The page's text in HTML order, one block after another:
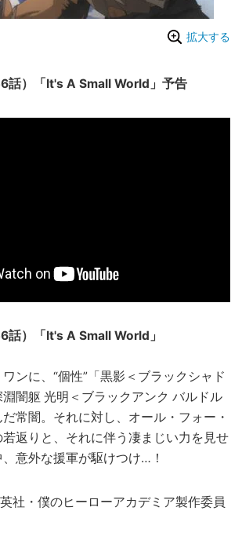
拡大する
話）「It's A Small World」予告
話）「It's A Small World」
ンに、“個性”「黒影＜ブラックシャド
闇躯 光明＜ブラックアンク バルドル
常闇。それに対し、オール・フォー・
返りと、それに伴う凄まじい力を見せ
意外な援軍が駆けつけ…！
社・僕のヒーローアカデミア製作委員